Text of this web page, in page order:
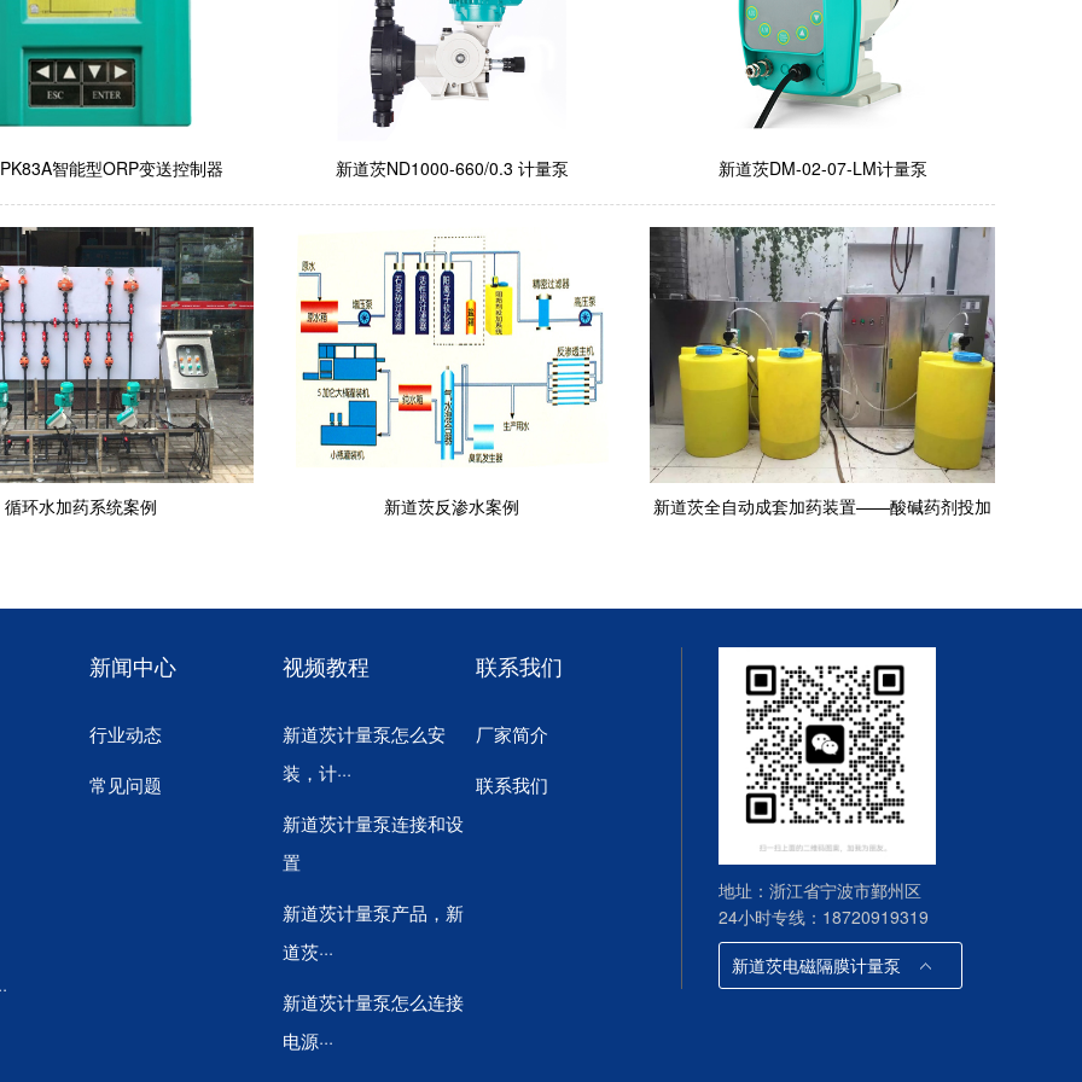
智能型ORP变送控制器 新道茨ND1000-660/0.3 计量泵 新道茨DM-02-07-LM计量泵
循环水加药系统案例 新道茨反渗水案例 新道茨全自动成套加药装置——酸碱药剂投加
新闻中心
行业动态
常见问题
视频教程
新道茨计量泵怎么安
装，计···
新道茨计量泵连接和设
置
新道茨计量泵产品，新
道茨···
新道茨计量泵怎么连接
电源···
联系我们
厂家简介
联系我们
地址：浙江省宁波市鄞州区
24小时专线：18720919319